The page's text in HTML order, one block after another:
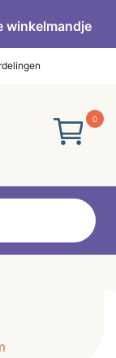
winkelmandje
0